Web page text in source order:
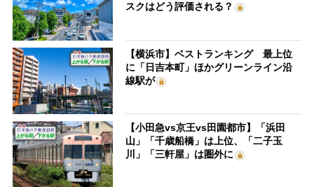
スクはどう評価される？
【横浜市】ベストランキング 最上位
に「日吉本町」ほかグリーンライン沿
線駅が
【小田急vs京王vs田園都市】「浜田
山」「千歳船橋」は上位、「二子玉
川」「三軒屋」は圏外に